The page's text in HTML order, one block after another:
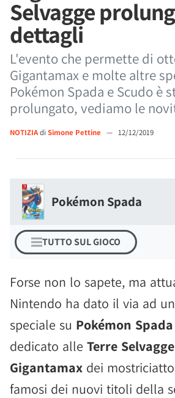
Selvagge
dettagli
L'evento che permette di
Gigantamax e molte altre
Pokémon Spada e Scudo è
prolungato, vediamo le
NOTIZIAdi Simone Pettine — 12/12/2019
Pokémon Spada
TUTTO SUL GIOCO
Forse non lo sapete, ma
Nintendo ha dato il via ad
speciale su Pokémon
dedicato alle Terre Selvagge
Gigantamax dei
famosi dei nuovi titoli della